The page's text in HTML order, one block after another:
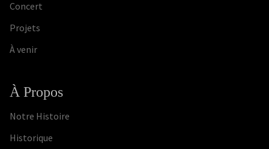
Concert
Projets
À venir
À Propos
Notre Histoire
Historique